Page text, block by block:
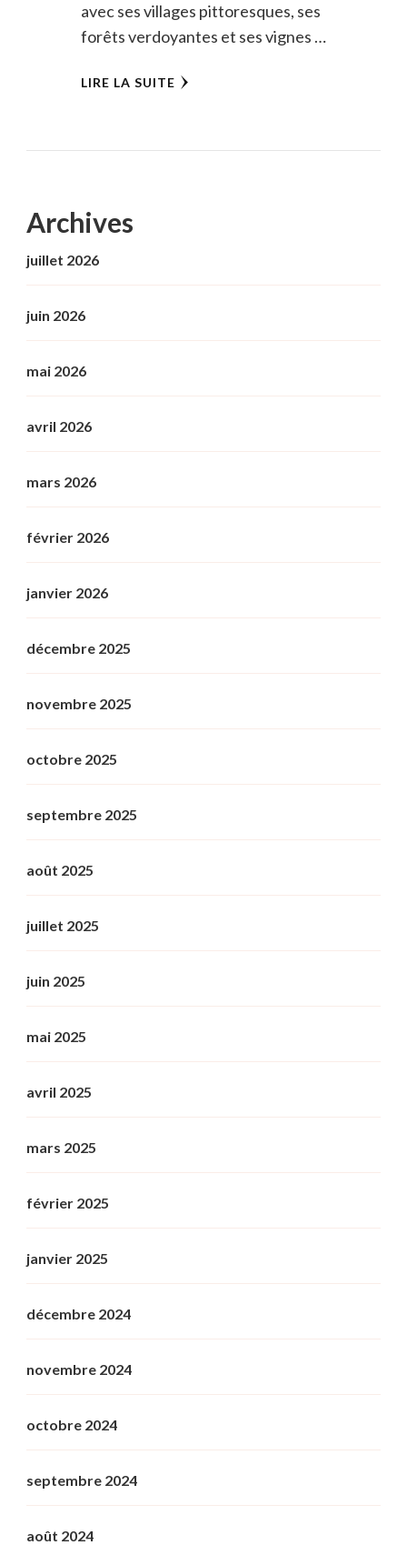
avec ses villages pittoresques, ses
forêts verdoyantes et ses vignes …
LIRE LA SUITE
Archives
juillet 2026
juin 2026
mai 2026
avril 2026
mars 2026
février 2026
janvier 2026
décembre 2025
novembre 2025
octobre 2025
septembre 2025
août 2025
juillet 2025
juin 2025
mai 2025
avril 2025
mars 2025
février 2025
janvier 2025
décembre 2024
novembre 2024
octobre 2024
septembre 2024
août 2024